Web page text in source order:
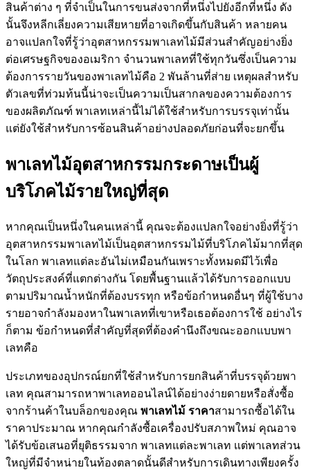
สินค้าต่าง ๆ ที่จำเป็นในการขนส่งจากที่หนึ่งไปยังอีกที่หนึ่ง ดัง
นั้นจึงหลีกเลี่ยงความเสียหายที่อาจเกิดขึ้นกับสินค้า หลายคน
อาจแปลกใจที่รู้ว่าอุตสาหกรรมพาเลทไม้มีส่วนสำคัญอย่างยิ่ง
ต่อเศรษฐกิจของอเมริกา จำนวนพาเลทที่ใช้ทุกวันซึ่งเป็นความ
ต้องการรายวันของพาเลทไม้คือ 2 พันล้านที่ส่าย เหตุผลสำหรับ
ตัวเลขที่ท่วมท้นนี้น่าจะเป็นความเป็นสากลของความต้องการ
ของผลิตภัณฑ์ พาเลทเหล่านี้ไม่ได้ใช้สำหรับการบรรจุเท่านั้น
แต่ยังใช้สำหรับการซ้อนสินค้าอย่างปลอดภัยก่อนที่จะยกขึ้น
พาเลทไม้อุตสาหกรรมกระดาษเป็นผู้
บริโภคไม้รายใหญ่ที่สุด
หากคุณเป็นหนึ่งในคนเหล่านี้ คุณจะต้องแปลกใจอย่างยิ่งที่รู้ว่า
อุตสาหกรรมพาเลทไม้เป็นอุตสาหกรรมไม้ที่บริโภคไม้มากที่สุด
ในโลก พาเลทแต่ละอันไม่เหมือนกันเพราะทั้งหมดมีไว้เพื่อ
วัตถุประสงค์ที่แตกต่างกัน โดยพื้นฐานแล้วได้รับการออกแบบ
ตามปริมาณน้ำหนักที่ต้องบรรทุก หรือข้อกำหนดอื่นๆ ที่ผู้ใช้บาง
รายอาจกำลังมองหาในพาเลทที่เขาหรือเธอต้องการใช้ อย่างไร
ก็ตาม ข้อกำหนดที่สำคัญที่สุดที่ต้องคำนึงถึงขณะออกแบบพา
เลทคือ
ประเภทของอุปกรณ์ยกที่ใช้สำหรับการยกสินค้าที่บรรจุด้วยพา
เลท คุณสามารถหาพาเลทออนไลน์ได้อย่างง่ายดายหรือสั่งซื้อ
จากร้านค้าในบล็อกของคุณ พาเลทไม้ ราคาสามารถซื้อได้ใน
ราคาประมาณ หากคุณกำลังซื้อเครื่องปรับสภาพใหม่ คุณอาจ
ได้รับข้อเสนอที่ยุติธรรมจาก พาเลทแต่ละพาเลท แต่พาเลทส่วน
ใหญ่ที่มีจำหน่ายในท้องตลาดนั้นดีสำหรับการเดินทางเพียงครั้ง